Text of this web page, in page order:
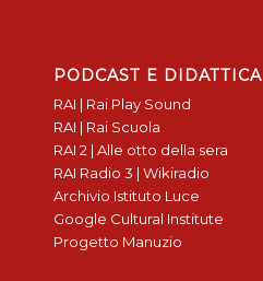
PODCAST E DIDATTICA
RAI | Rai Play Sound
RAI | Rai Scuola
RAI 2 | Alle otto della sera
RAI Radio 3 | Wikiradio
Archivio Istituto Luce
Google Cultural Institute
Progetto Manuzio